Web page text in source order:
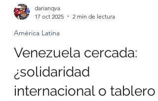
darianqva
17 oct 2025
2 min de lectura
América Latina
Venezuela cercada:
¿solidaridad
internacional o tablero